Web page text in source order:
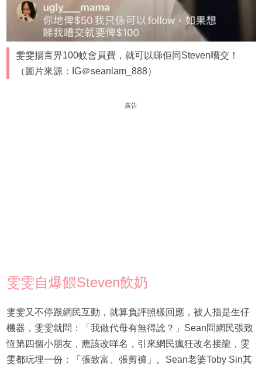
雯雯揚言畀100蚊會員費，就可以睇佢同Steven嘈交！
（圖片來源：IG＠seanlam_888）
廣告
雯雯自爆餵Steven飲奶
雯雯又不停跟網民互動，就算負評照樣回應，被人指是生仔
機器，雯雯就問：「我做代母有無得諗？」Sean問網民張致
恆第四個小朋友，應該改咩名，引來網民瘋狂改名接龍，雯
雯都玩埋一份：「張致富、張剪褲」。Sean老婆Toby Sin其